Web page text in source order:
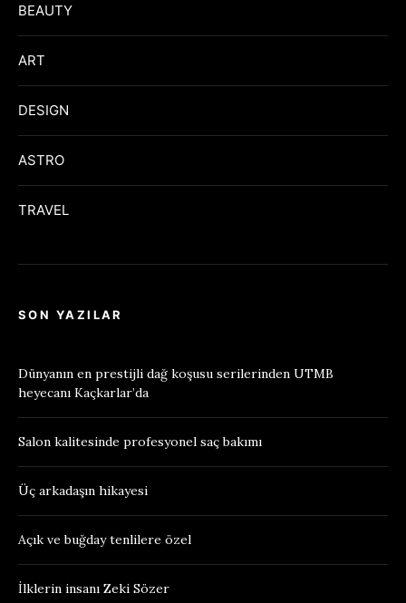
BEAUTY
ART
DESIGN
ASTRO
TRAVEL
SON YAZILAR
Dünyanın en prestijli dağ koşusu serilerinden UTMB
heyecanı Kaçkarlar’da
Salon kalitesinde profesyonel saç bakımı
Üç arkadaşın hikayesi
Açık ve buğday tenlilere özel
İlklerin insanı Zeki Sözer